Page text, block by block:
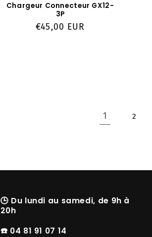
Chargeur Connecteur GX12-
3P
Prix
€45,00 EUR
1 2
🕒 Du lundi au samedi, de 9h à
20h
☎️ 04 81 91 07 14